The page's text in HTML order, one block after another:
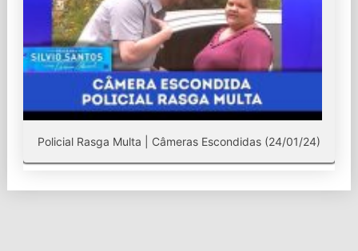
Policial Rasga Multa | Câmeras Escondidas (24/01/24)